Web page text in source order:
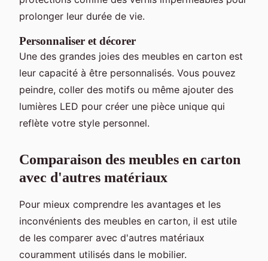
prolonger leur durée de vie.
Personnaliser et décorer
Une des grandes joies des meubles en carton est
leur capacité à être personnalisés. Vous pouvez
peindre, coller des motifs ou même ajouter des
lumières LED pour créer une pièce unique qui
reflète votre style personnel.
Comparaison des meubles en carton
avec d'autres matériaux
Pour mieux comprendre les avantages et les
inconvénients des meubles en carton, il est utile
de les comparer avec d'autres matériaux
couramment utilisés dans le mobilier.